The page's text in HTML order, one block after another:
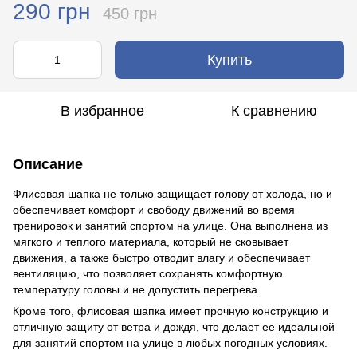
290 грн 450 грн
Купить
В избранное К сравнению
Описание
Флисовая шапка не только защищает голову от холода, но и
обеспечивает комфорт и свободу движений во время
тренировок и занятий спортом на улице. Она выполнена из
мягкого и теплого материала, который не сковывает
движения, а также быстро отводит влагу и обеспечивает
вентиляцию, что позволяет сохранять комфортную
температуру головы и не допустить перегрева.
Кроме того, флисовая шапка имеет прочную конструкцию и
отличную защиту от ветра и дождя, что делает ее идеальной
для занятий спортом на улице в любых погодных условиях.